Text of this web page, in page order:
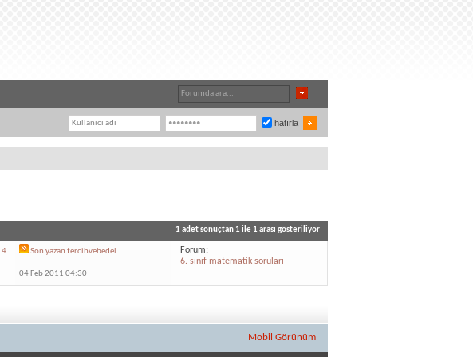
hatırla
1 adet sonuçtan 1 ile 1 arası gösteriliyor
4 Son yazan tercihvebedel
04 Feb 2011 04:30
Forum:
6. sınıf matematik soruları
Mobil Görünüm